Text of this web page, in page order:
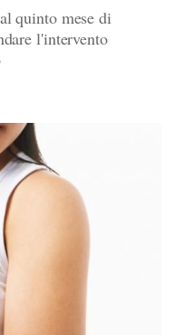
quinto mese di
l'intervento